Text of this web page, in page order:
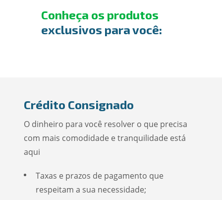
Conheça os produtos
exclusivos para você:
Crédito Consignado
O dinheiro para você resolver o que precisa
com mais comodidade e tranquilidade está
aqui
Taxas e prazos de pagamento que
respeitam a sua necessidade;